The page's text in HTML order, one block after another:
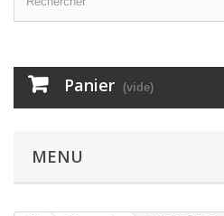
Panier (vide)
MENU